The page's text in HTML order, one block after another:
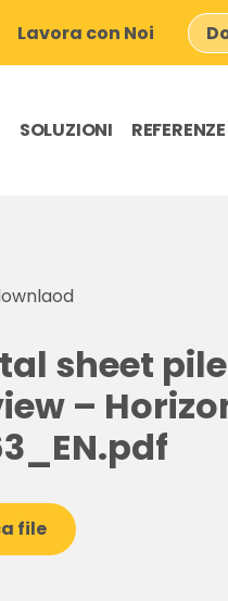
Lavora con Noi
SOLUZIONI REFERENZE
sheet
–
file